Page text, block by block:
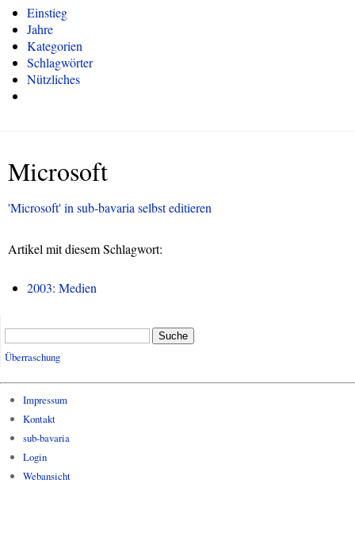
Einstieg
Jahre
Kategorien
Schlagwörter
Nützliches
Microsoft
'Microsoft' in sub-bavaria selbst editieren
Artikel mit diesem Schlagwort:
2003: Medien
Suche
Überraschung
Impressum
Kontakt
sub-bavaria
Login
Webansicht